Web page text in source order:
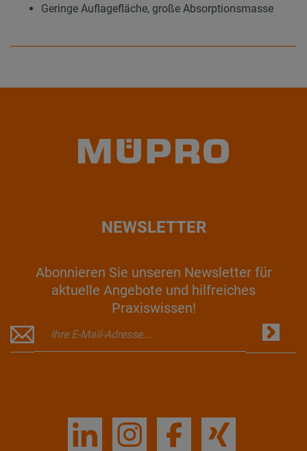
Geringe Auflagefläche, große Absorptionsmasse
NEWSLETTER
Abonnieren Sie unseren Newsletter für
aktuelle Angebote und hilfreiches
Praxiswissen!